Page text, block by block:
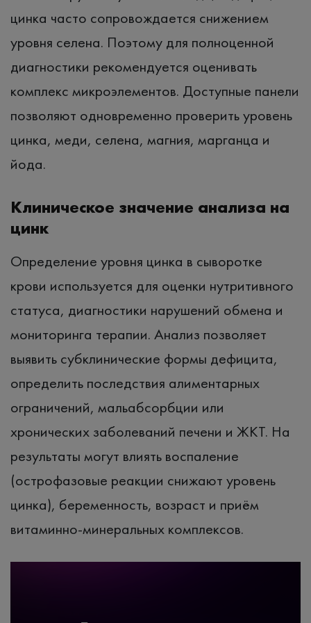
цинка часто сопровождается снижением
уровня селена. Поэтому для полноценной
диагностики рекомендуется оценивать
комплекс микроэлементов. Доступные панели
позволяют одновременно проверить уровень
цинка, меди, селена, магния, марганца и
йода.
Клиническое значение анализа на
цинк
Определение уровня цинка в сыворотке
крови используется для оценки нутритивного
статуса, диагностики нарушений обмена и
мониторинга терапии. Анализ позволяет
выявить субклинические формы дефицита,
определить последствия алиментарных
ограничений, мальабсорбции или
хронических заболеваний печени и ЖКТ. На
результаты могут влиять воспаление
(острофазовые реакции снижают уровень
цинка), беременность, возраст и приём
витаминно-минеральных комплексов.